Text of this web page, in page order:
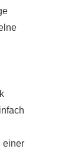
einer